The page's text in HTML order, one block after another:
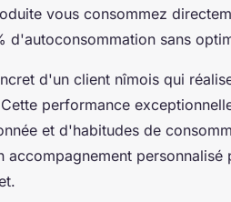
vous consommez
d'autoconsommation sans
d'un client nîmois qui
performance
et d'habitudes de
accompagnement